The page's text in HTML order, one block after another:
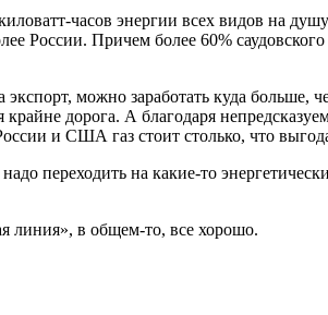
часов энергии всех видов на
России. Причем более 60%
можно заработать куда
дорога. А благодаря
и США газ стоит столько, что
переходить на какие-то
линия», в общем-то, все хорошо.